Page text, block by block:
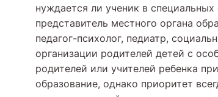
нуждается ли ученик в
представитель местного органа
педагог-психолог, педиатр,
организации родителей детей с
родителей или учителей ребенка
образование, однако приоритет